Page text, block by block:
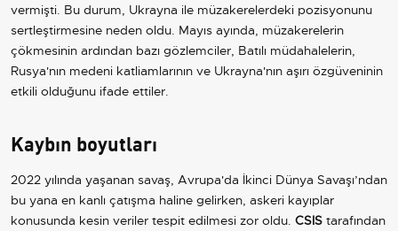
vermişti. Bu durum, Ukrayna ile müzakerelerdeki pozisyonunu
sertleştirmesine neden oldu. Mayıs ayında, müzakerelerin
çökmesinin ardından bazı gözlemciler, Batılı müdahalelerin,
Rusya'nın medeni katliamlarının ve Ukrayna'nın aşırı özgüveninin
etkili olduğunu ifade ettiler.
Kaybın boyutları
2022 yılında yaşanan savaş, Avrupa'da İkinci Dünya Savaşı’ndan
bu yana en kanlı çatışma haline gelirken, askeri kayıplar
konusunda kesin veriler tespit edilmesi zor oldu. CSIS tarafından